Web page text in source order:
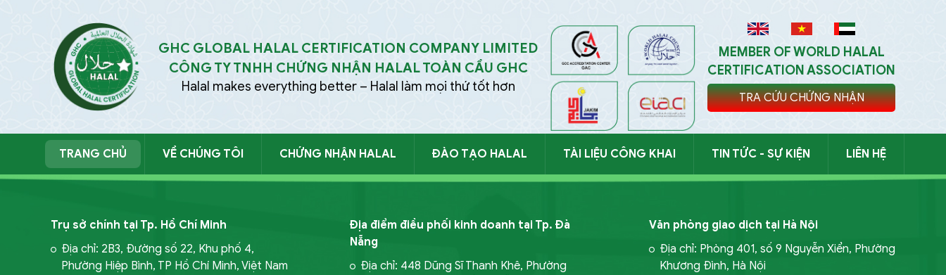
GHC GLOBAL HALAL CERTIFICATION COMPANY LIMITED
CÔNG TY TNHH CHỨNG NHẬN HALAL TOÀN CẦU GHC
Halal makes everything better – Halal làm mọi thứ tốt hơn
MEMBER OF WORLD HALAL
CERTIFICATION ASSOCIATION
TRA CỨU CHỨNG NHẬN
TIẾP TỤC MUA HÀNG
TRANG CHỦ VỀ CHÚNG TÔI CHỨNG NHẬN HALAL ĐÀO TẠO HALAL TÀI LIỆU CÔNG KHAI TIN TỨC - SỰ KIỆN LIÊN HỆ
Trụ sở chính tại Tp. Hồ Chí Minh
Địa chỉ: 2B3, Đường số 22, Khu phố 4,
Phường Hiệp Bình, TP Hồ Chí Minh, Việt Nam
Địa điểm điều phối kinh doanh tại Tp. Đà
Nẵng
Địa chỉ: 448 Dũng Sĩ Thanh Khê, Phường
Văn phòng giao dịch tại Hà Nội
Địa chỉ: Phòng 401, số 9 Nguyễn Xiển, Phường
Khương Đình, Hà Nội